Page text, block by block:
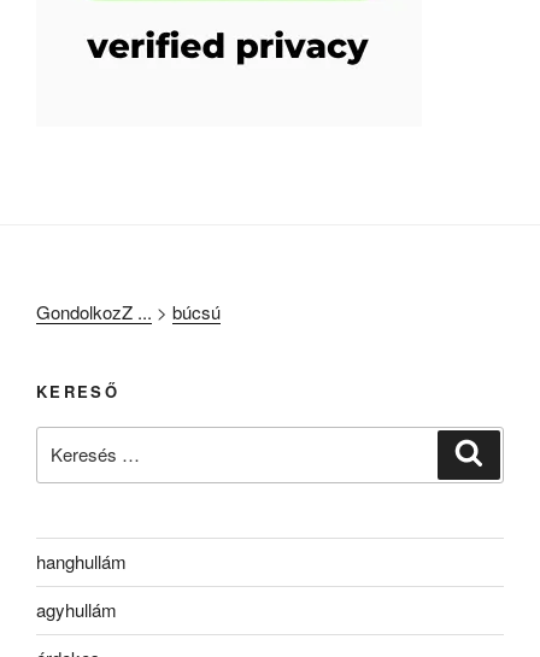
GondolkozZ ... > búcsú
KERESŐ
hanghullám
agyhullám